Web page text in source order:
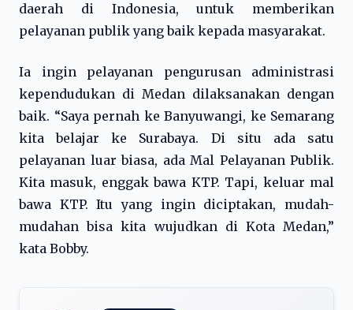
daerah di Indonesia, untuk memberikan
pelayanan publik yang baik kepada masyarakat.
Ia ingin pelayanan pengurusan administrasi
kependudukan di Medan dilaksanakan dengan
baik. “Saya pernah ke Banyuwangi, ke Semarang
kita belajar ke Surabaya. Di situ ada satu
pelayanan luar biasa, ada Mal Pelayanan Publik.
Kita masuk, enggak bawa KTP. Tapi, keluar mal
bawa KTP. Itu yang ingin diciptakan, mudah-
mudahan bisa kita wujudkan di Kota Medan,”
kata Bobby.